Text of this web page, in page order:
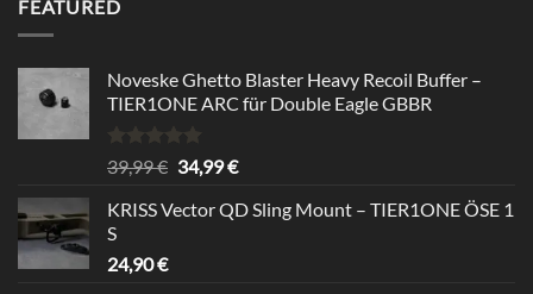
FEATURED
Noveske Ghetto Blaster Heavy Recoil Buffer –
TIER1ONE ARC für Double Eagle GBBR
Rated5.00
out of 5
39,99€ Original
was:
34,99€Current
is:
KRISS Vector QD Sling Mount – TIER1ONE ÖSE 1
S
24,90€